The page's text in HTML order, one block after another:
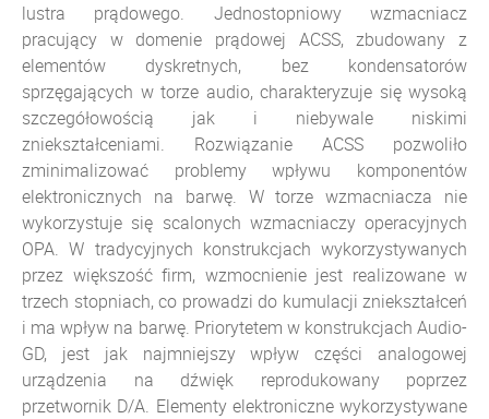
lustra prądowego. Jednostopniowy wzmacniacz
pracujący w domenie prądowej ACSS, zbudowany z
elementów dyskretnych, bez kondensatorów
sprzęgających w torze audio, charakteryzuje się wysoką
szczegółowością jak i niebywale niskimi
zniekształceniami. Rozwiązanie ACSS pozwoliło
zminimalizować problemy wpływu komponentów
elektronicznych na barwę. W torze wzmacniacza nie
wykorzystuje się scalonych wzmacniaczy operacyjnych
OPA. W tradycyjnych konstrukcjach wykorzystywanych
przez większość firm, wzmocnienie jest realizowane w
trzech stopniach, co prowadzi do kumulacji zniekształceń
i ma wpływ na barwę. Priorytetem w konstrukcjach Audio-
GD, jest jak najmniejszy wpływ części analogowej
urządzenia na dźwięk reprodukowany poprzez
przetwornik D/A. Elementy elektroniczne wykorzystywane